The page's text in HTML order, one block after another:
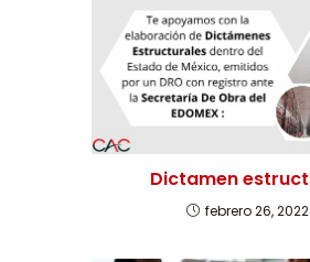
Dictamen
febrero 26, 2022